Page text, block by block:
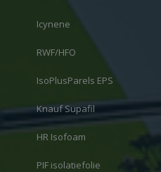
Icynene
RWF/HFO
IsoPlusParels EPS
Knauf Supafil
HR Isofoam
PIF isolatiefolie